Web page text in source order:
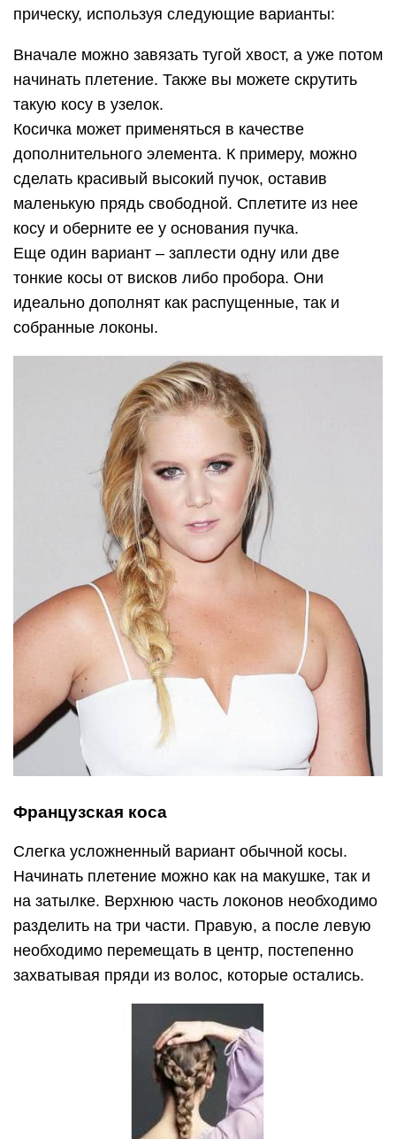
прическу, используя следующие варианты:
Вначале можно завязать тугой хвост, а уже потом
начинать плетение. Также вы можете скрутить
такую косу в узелок.
Косичка может применяться в качестве
дополнительного элемента. К примеру, можно
сделать красивый высокий пучок, оставив
маленькую прядь свободной. Сплетите из нее
косу и оберните ее у основания пучка.
Еще один вариант – заплести одну или две
тонкие косы от висков либо пробора. Они
идеально дополнят как распущенные, так и
собранные локоны.
Французская коса
Слегка усложненный вариант обычной косы.
Начинать плетение можно как на макушке, так и
на затылке. Верхнюю часть локонов необходимо
разделить на три части. Правую, а после левую
необходимо перемещать в центр, постепенно
захватывая пряди из волос, которые остались.